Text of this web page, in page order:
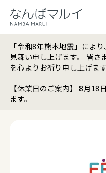
「令和8年熊本地震」によ
見舞い申し上げます。 皆さ
を心よりお祈り申し上げます
【休業日のご案内】 8月
ます。